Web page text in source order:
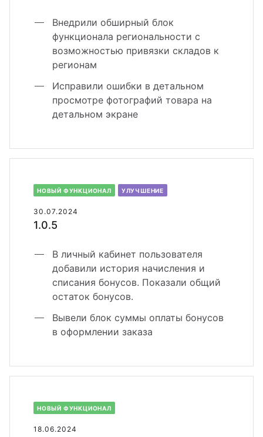
Внедрили обширный блок
функционала региональности с
возможностью привязки складов к
регионам
Исправили ошибки в детальном
просмотре фотографий товара на
детальном экране
30.07.2024
1.0.5
НОВЫЙ ФУНКЦИОНАЛ УЛУЧШЕНИЕ
В личный кабинет пользователя
добавили история начисления и
списания бонусов. Показали общий
остаток бонусов.
Вывели блок суммы оплаты бонусов
в оформлении заказа
18.06.2024
НОВЫЙ ФУНКЦИОНАЛ